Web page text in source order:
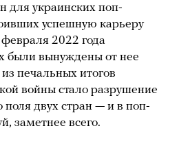
для украинских поп-
успешную карьеру
2022 года
были вынуждены от нее
печальных итогов
войны стало разрушение
поля двух стран — и в поп-
заметнее всего.